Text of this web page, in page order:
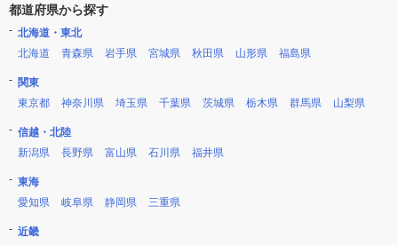
都道府県から探す
北海道・東北
北海道
青森県 岩手県 宮城県 秋田県 山形県 福島県
関東
東京都
神奈川県 埼玉県 千葉県 茨城県 栃木県 群馬県 山梨県
信越・北陸
新潟県
長野県 富山県 石川県 福井県
東海
愛知県
岐阜県 静岡県 三重県
近畿